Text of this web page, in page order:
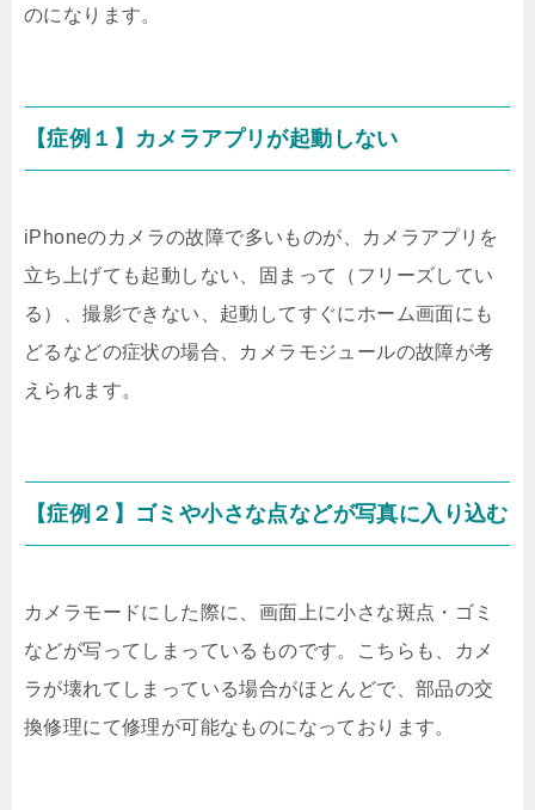
のになります。
【症例１】カメラアプリが起動しない
iPhoneのカメラの故障で多いものが、カメラアプリを
立ち上げても起動しない、固まって（フリーズしてい
る）、撮影できない、起動してすぐにホーム画面にも
どるなどの症状の場合、カメラモジュールの故障が考
えられます。
【症例２】ゴミや小さな点などが写真に入り込む
カメラモードにした際に、画面上に小さな斑点・ゴミ
などが写ってしまっているものです。こちらも、カメ
ラが壊れてしまっている場合がほとんどで、部品の交
換修理にて修理が可能なものになっております。